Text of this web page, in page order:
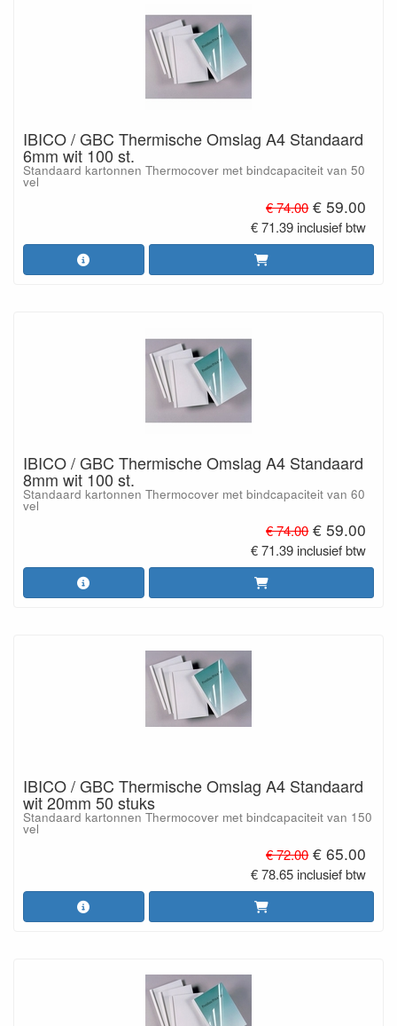
IBICO / GBC Thermische Omslag A4 Standaard
6mm wit 100 st.
Standaard kartonnen Thermocover met bindcapaciteit van 50
vel
€ 74.00 € 59.00
€ 71.39 inclusief btw
IBICO / GBC Thermische Omslag A4 Standaard
8mm wit 100 st.
Standaard kartonnen Thermocover met bindcapaciteit van 60
vel
€ 74.00 € 59.00
€ 71.39 inclusief btw
IBICO / GBC Thermische Omslag A4 Standaard
wit 20mm 50 stuks
Standaard kartonnen Thermocover met bindcapaciteit van 150
vel
€ 72.00 € 65.00
€ 78.65 inclusief btw